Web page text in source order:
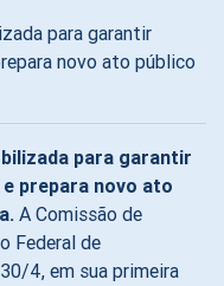
para garantir
novo ato público
para garantir
prepara novo ato
A Comissão de
Federal de
4, em sua primeira